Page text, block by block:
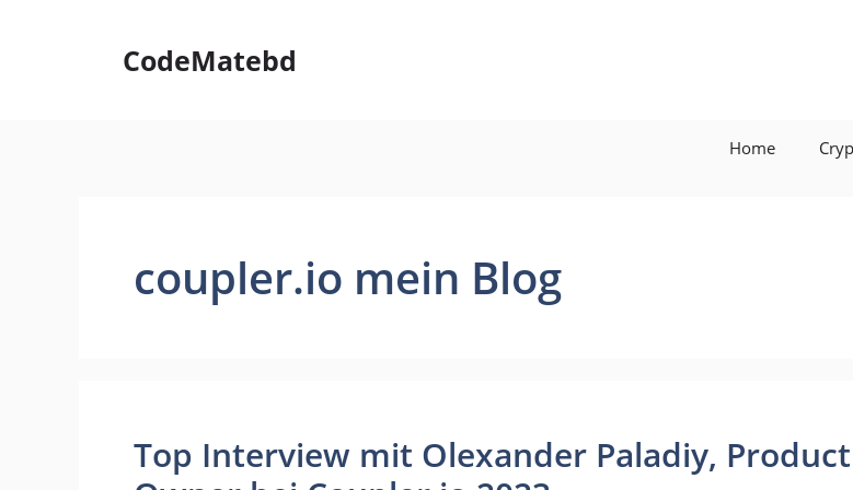
CodeMatebd
Home
coupler.io mein Blog
Top Interview mit Olexander Paladiy, Product